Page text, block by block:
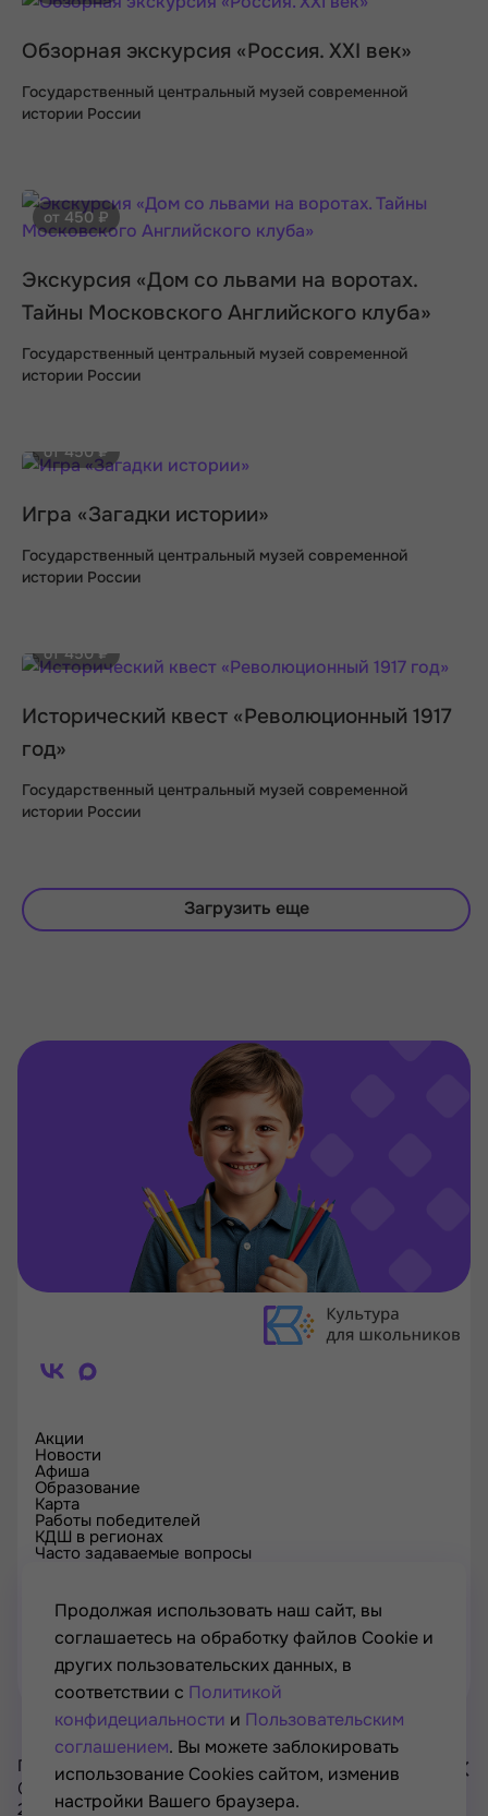
Обзорная экскурсия «Россия. XXI век»
Государственный центральный музей современной
истории России
от 450 ₽
Экскурсия «Дом со львами на воротах.
Тайны Московского Английского клуба»
Государственный центральный музей современной
истории России
от 450 ₽
Игра «Загадки истории»
Государственный центральный музей современной
истории России
от 450 ₽
Исторический квест «Революционный 1917
год»
Государственный центральный музей современной
истории России
Загрузить еще
Акции
Новости
Афиша
Образование
Карта
Работы победителей
КДШ в регионах
Часто задаваемые вопросы
Проверка сертификата
Контакты
Проект Минкультуры России, Минпросвещения России
© РОСКУЛЬТПРОЕКТ, Российский фонд культуры, 2021—
2026
Продолжая использовать наш сайт, вы
соглашаетесь на обработку файлов Cookie и
других пользовательских данных, в
соответствии с Политикой
конфидециальности и Пользовательским
соглашением. Вы можете заблокировать
использование Cookies сайтом, изменив
настройки Вашего браузера.